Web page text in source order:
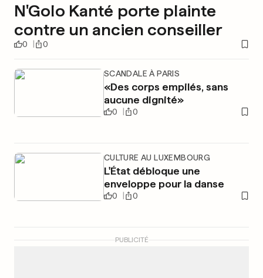
N'Golo Kanté porte plainte
contre un ancien conseiller
0 0
SCANDALE À PARIS
«Des corps empilés, sans
aucune dignité»
0 0
CULTURE AU LUXEMBOURG
L'État débloque une
enveloppe pour la danse
0 0
PUBLICITÉ